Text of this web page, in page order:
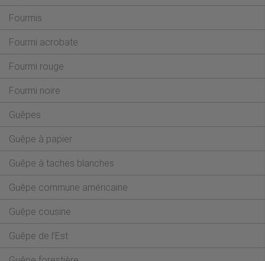
Fourmis
Fourmi acrobate
Fourmi rouge
Fourmi noire
Guêpes
Guêpe à papier
Guêpe à taches blanches
Guêpe commune américaine
Guêpe cousine
Guêpe de l’Est